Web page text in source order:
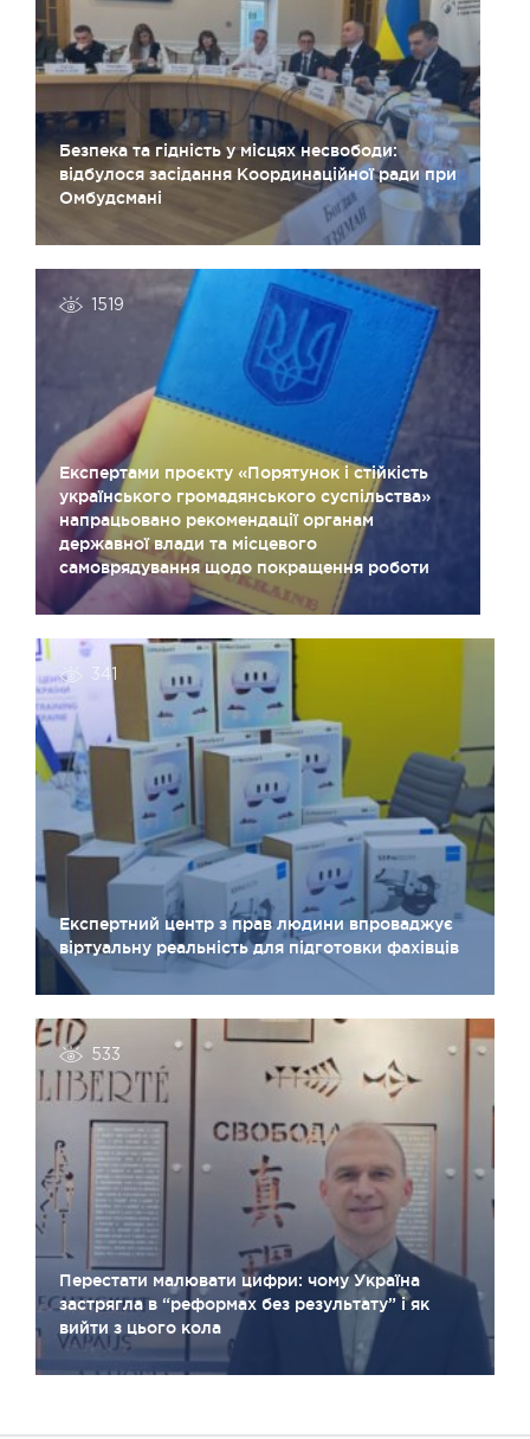
Безпека та гідність у місцях несвободи:
відбулося засідання Координаційної ради при
Омбудсмані
Експертами проєкту «Порятунок і стійкість
українського громадянського суспільства»
напрацьовано рекомендації органам
державної влади та місцевого
самоврядування щодо покращення роботи
1519
Експертний центр з прав людини впроваджує
віртуальну реальність для підготовки фахівців
341
Перестати малювати цифри: чому Україна
застрягла в “реформах без результату” і як
вийти з цього кола
533